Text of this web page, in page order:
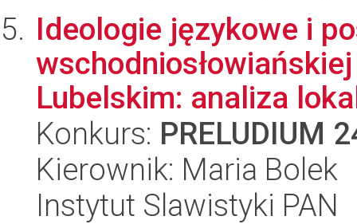
Ideologie językowe i
Lubelskim: analiza
Konkurs: PRELUDIUM
Kierownik: Maria Bolek
Instytut Slawistyki PAN